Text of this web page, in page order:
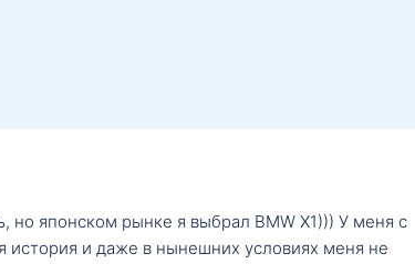
но японском рынке я выбрал BMW X1))) У меня с
история и даже в нынешних условиях меня не